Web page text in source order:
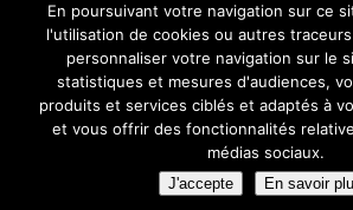
Découvrez le métier de
© GOURMICOM 2019 - 2026 -
CYBSYN-MENTIONS
En poursuivant votre navigation sur ce
l'utilisation de cookies ou autres
personnaliser votre navigation sur le
statistiques et mesures d'audiences,
produits et services ciblés et adaptés à
et vous offrir des fonctionnalités
médias sociaux.
J'accepte En savoir